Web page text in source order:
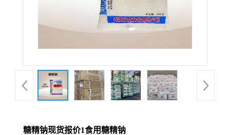
糖精钠现货报价1食用糖精钠